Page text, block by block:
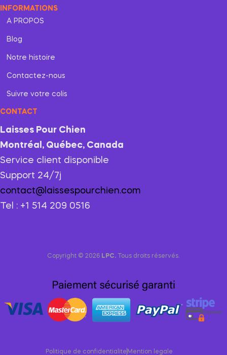
INFORMATIONS
A PROPOS
Blog
Notre histoire
Contactez-nous
Suivre votre colis
CONTACT
Laisses Pour Chien
Montréal, Québec, Canada
Service client disponible
Support 24/7j
contact@laissespourchien.com
Tel : +1 514 209 0516
Copyright © 2026 LPC. Tous droits réservés.
Politique de confidentialite Mention legale